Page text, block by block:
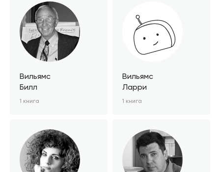
Вильямс
Билл
1 книга
Вильямс
Ларри
1 книга